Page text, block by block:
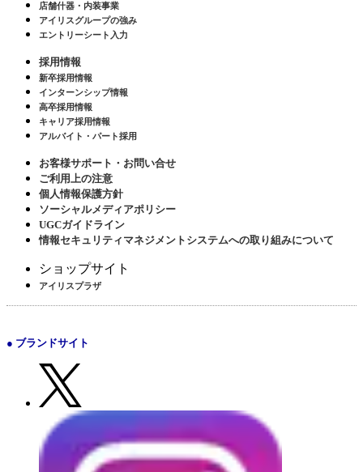
店舗什器・内装事業
アイリスグループの強み
エントリーシート入力
採用情報
新卒採用情報
インターンシップ情報
高卒採用情報
キャリア採用情報
アルバイト・パート採用
お客様サポート・お問い合せ
ご利用上の注意
個人情報保護方針
ソーシャルメディアポリシー
UGCガイドライン
情報セキュリティマネジメントシステムへの取り組みについて
ショップサイト
アイリスプラザ
● ブランドサイト